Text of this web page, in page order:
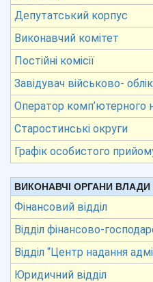
Депутатський корпус
Виконавчий комітет
Постійні комісії
Завідувач військово-
Оператор комп’ютерного
Старостинські округи
Графік особистого
ВИКОНАВЧІ ОРГАНИ ВЛАДИ
Фінансовий відділ
Відділ фінансово-
Відділ “Центр надання
Юридичний відділ